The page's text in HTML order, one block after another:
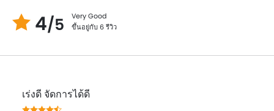
4/5
Very Good
ขึ้นอยู่กับ 6 รีวิว
เร่งดี จัดการได้ดี